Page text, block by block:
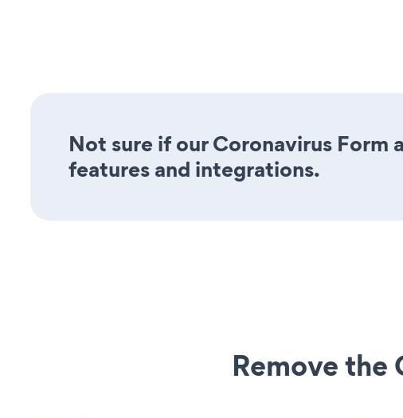
Not sure if our Coronavirus Form
features and integrations.
Remove the